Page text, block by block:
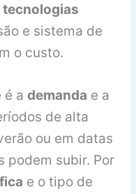
tecnologias
e sistema de
o custo.
é ademanda e a
de alta
ou em datas
podem subir. Por
e o tipo de